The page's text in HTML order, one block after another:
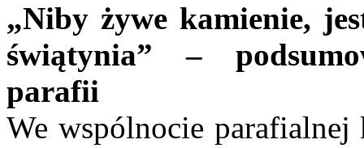
„Niby żywe kamienie,
świątynia” –
parafii
We wspólnocie